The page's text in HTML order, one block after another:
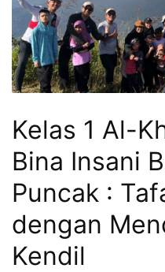
Kelas 1 Al-
Bina Insani
Puncak :
dengan
Kendil